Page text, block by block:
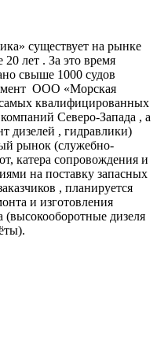
существует на рынке
лет . За это время
свыше 1000 судов
ООО «Морская
самых квалифицированных
Северо-Запада , а
дизелей , гидравлики)
рынок (служебно-
катера сопровождения и
на поставку запасных
, планируется
и изготовления
(высокооборотные дизеля